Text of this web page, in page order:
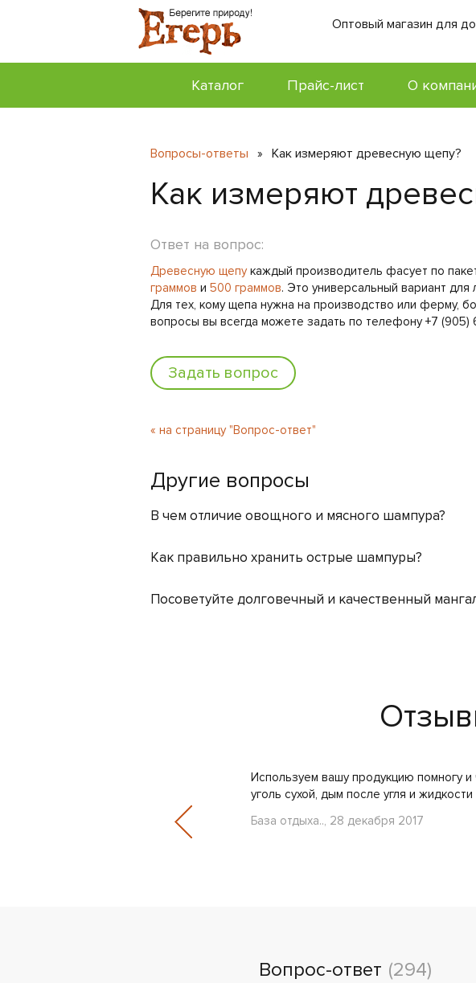
Оптовый магазин для
Каталог Прайс-лист О
Вопросы-ответы » Как измеряют древесную щепу?
Как измеряют
Ответ на вопрос:
Древесную щепукаждый производитель фасует по
граммов и 500 граммов. Это универсальный вариант
Для тех, кому щепа нужна на производство или ферму,
вопросы вы всегда можете задать по телефону +7 (905)
Задать вопрос
« на страницу "Вопрос-ответ"
Другие вопросы
В чем отличие овощного и мясного шампура?
Как правильно хранить острые шампуры?
Посоветуйте долговечный и качественный
Используем вашу продукцию помногу и
уголь сухой, дым после угля и
База отдыха.., 28 декабря 2017
Вопрос-ответ (294)